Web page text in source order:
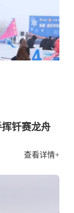
钎赛龙舟
查看详情+